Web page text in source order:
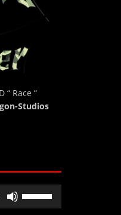
zu
regeln.
“ Race “
Studios